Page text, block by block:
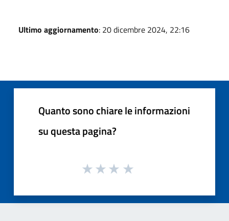
Ultimo aggiornamento: 20 dicembre 2024, 22:16
Quanto sono chiare le informazioni
su questa pagina?